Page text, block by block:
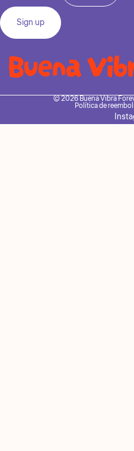
Sign up
© 2026Buena Vibra
Política de